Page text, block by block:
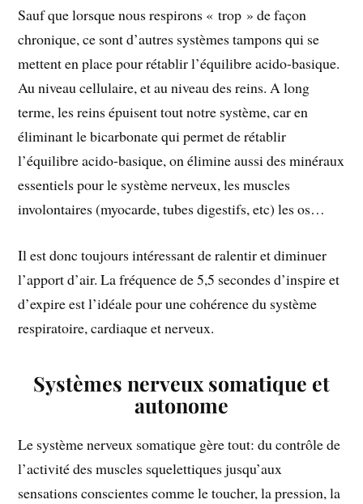
Sauf que lorsque nous respirons « trop » de façon
chronique, ce sont d’autres systèmes tampons qui se
mettent en place pour rétablir l’équilibre acido-basique.
Au niveau cellulaire, et au niveau des reins. A long
terme, les reins épuisent tout notre système, car en
éliminant le bicarbonate qui permet de rétablir
l’équilibre acido-basique, on élimine aussi des minéraux
essentiels pour le système nerveux, les muscles
involontaires (myocarde, tubes digestifs, etc) les os…
Il est donc toujours intéressant de ralentir et diminuer
l’apport d’air. La fréquence de 5,5 secondes d’inspire et
d’expire est l’idéale pour une cohérence du système
respiratoire, cardiaque et nerveux.
Systèmes nerveux somatique et
autonome
Le système nerveux somatique gère tout: du contrôle de
l’activité des muscles squelettiques jusqu’aux
sensations conscientes comme le toucher, la pression, la